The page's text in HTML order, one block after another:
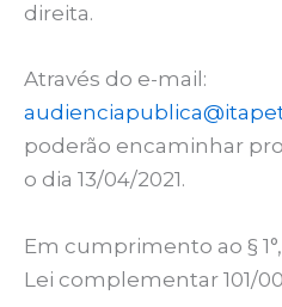
direita.
Através do e-mail:
poderão encaminhar
o dia 13/04/2021.
Em cumprimento ao §
Lei complementar 101/